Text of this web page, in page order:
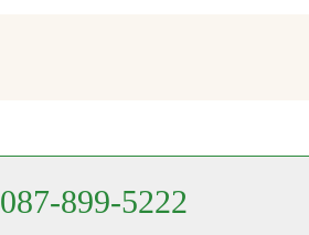
087-899-5222